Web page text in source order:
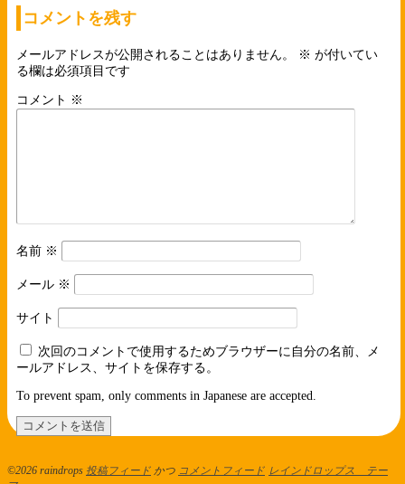
コメントを残す
メールアドレスが公開されることはありません。 ※ が付いてい
る欄は必須項目です
コメント ※
名前 ※
メール ※
サイト
次回のコメントで使用するためブラウザーに自分の名前、メ
ールアドレス、サイトを保存する。
To prevent spam, only comments in Japanese are accepted.
©2026 raindrops 投稿フィード かつ コメントフィード レインドロップス テー